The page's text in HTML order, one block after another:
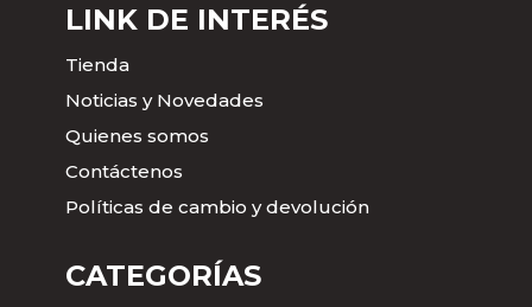
LINK DE INTERÉS
Tienda
Noticias y Novedades
Quienes somos
Contáctenos
Políticas de cambio y devolución
CATEGORÍAS